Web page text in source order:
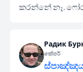
කරන්නේ නෑ. ෆෝරා
Радик
කේපර්
ස්පාඤ්ඤය